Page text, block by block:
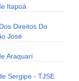
Itapoá
Direitos Do
José
Araquari
Sergipe - TJSE